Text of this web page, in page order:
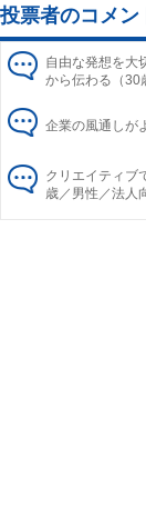
投票者のコメン
自由な発想を大
から伝わる（30
企業の風通しが
クリエイティブ
歳／男性／法人